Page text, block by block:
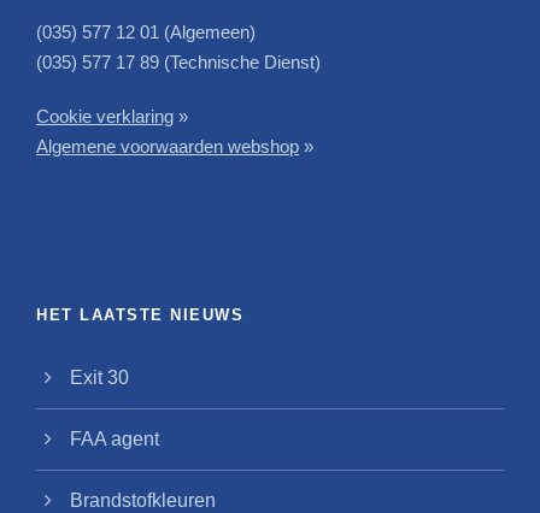
(035) 577 12 01 (Algemeen)
(035) 577 17 89 (Technische Dienst)
Cookie verklaring »
Algemene voorwaarden webshop »
HET LAATSTE NIEUWS
Exit 30
FAA agent
Brandstofkleuren